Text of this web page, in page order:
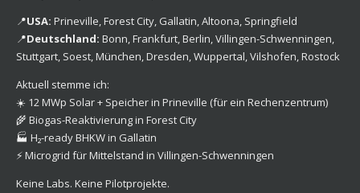
📍USA: Prineville, Forest City, Gallatin, Altoona, Springfield
📍Deutschland: Bonn, Frankfurt, Berlin, Villingen-Schwenningen,
Stuttgart, Soest, München, Dresden, Wuppertal, Vilshofen, Rostock
Aktuell stemme ich:
☀️ 12 MWp Solar + Speicher in Prineville (für ein Rechenzentrum)
🌾 Biogas-Reaktivierung in Forest City
🏭 H₂-ready BHKW in Gallatin
⚡️ Microgrid für Mittelstand in Villingen-Schwenningen
Keine Labs. Keine Pilotprojekte.